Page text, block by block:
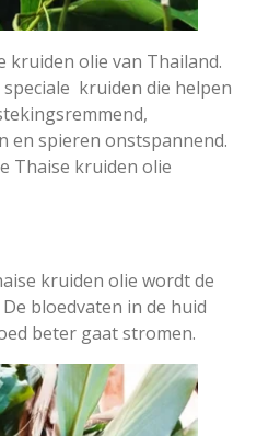
kruiden olie van Thailand.
kruiden die helpen
en spieren onstspannend.
Thaise kruiden olie
kruiden olie wordt de
bloedvaten in de huid
beter gaat stromen.